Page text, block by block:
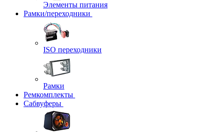
Элементы питания
Рамки/переходники
ISO переходники
Рамки
Ремкомплекты
Сабвуферы